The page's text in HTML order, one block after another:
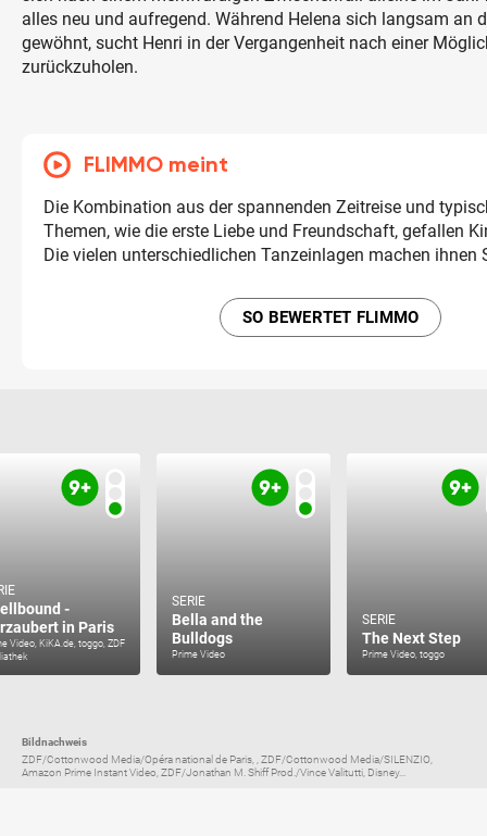
alles neu und aufregend. Während Helena sich langsam an
gewöhnt, sucht Henri in der Vergangenheit nach einer
zurückzuholen.
FLIMMO meint
Die Kombination aus der spannenden Zeitreise und
Themen, wie die erste Liebe und Freundschaft, gefallen
Die vielen unterschiedlichen Tanzeinlagen machen ihnen
SO BEWERTET FLIMMO
-
in Paris
Video, KiKA.de, toggo, ZDF
SERIE
Bella and the
Bulldogs
Prime Video
SERIE
The Next Step
Prime Video, toggo
Bildnachweis
ZDF/Cottonwood Media/Opéra national de Paris, , ZDF/Cottonwood Media/SILENZIO,
Amazon Prime Instant Video, ZDF/Jonathan M. Shiff Prod./Vince Valitutti, Disney...